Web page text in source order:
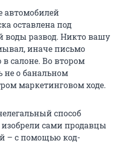
автомобилей
оставлена под
воды развод. Никто вашу
иначе письмо
салоне. Во втором
не о банальном
маркетинговом ходе.
способ
сами продавцы
– с помощью код-